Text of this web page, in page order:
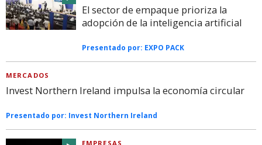
El sector de empaque prioriza la
adopción de la inteligencia artificial
Presentado por: EXPO PACK
MERCADOS
Invest Northern Ireland impulsa la economía circular
Presentado por: Invest Northern Ireland
EMPRESAS